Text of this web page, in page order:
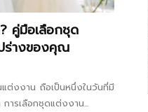
วา
คู่มือเลือกชุด
ร่างของคุณ
งงาน ถือเป็นหนึ่งในวันที่มี
ารเลือกชุดแต่งงาน...